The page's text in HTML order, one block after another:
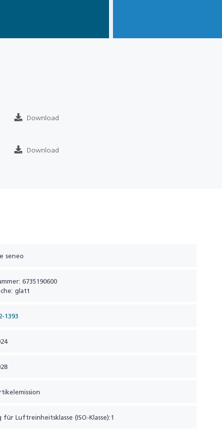
Download
Download
seneo
6735190600
glatt
1393
für Luftreinheitsklasse (ISO-Klasse):1